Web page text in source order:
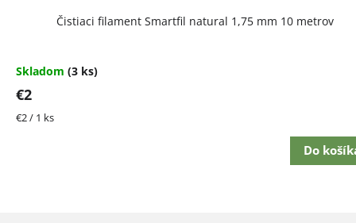
Čistiaci filament Smartfil natural 1,75 mm 10 metrov
Skladom (3 ks)
€2
Jednotková
€2 / 1 ks
Do